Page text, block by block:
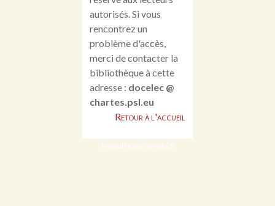
autorisés. Si vous
rencontrez un
problème d'accès,
merci de contacter la
bibliothèque à cette
adresse : docelec @
chartes.psl.eu
Retour à l'accueil
Propulsé par Omeka S